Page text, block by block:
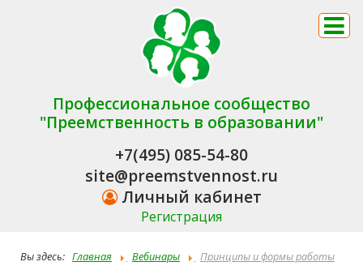
Профессиональное сообщество
"Преемственность в образовании"
+7(495) 085-54-80
site@preemstvennost.ru
Личный кабинет
Регистрация
Вы здесь: Главная Вебинары
Принципы и формы работы